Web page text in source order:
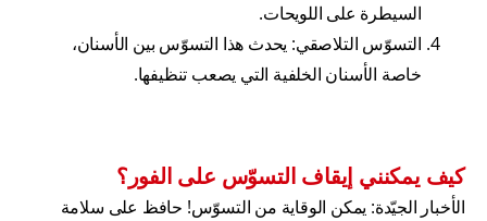
السيطرة على اللويحات.
التسوّس التلاصقي: يحدث هذا التسوّس بين الأسنان،
خاصة الأسنان الخلفية التي يصعب تنظيفها.
كيف يمكنني إيقاف التسوّس على الفور؟
الأخبار الجيّدة: يمكن الوقاية من التسوّس! حافظ على سلامة